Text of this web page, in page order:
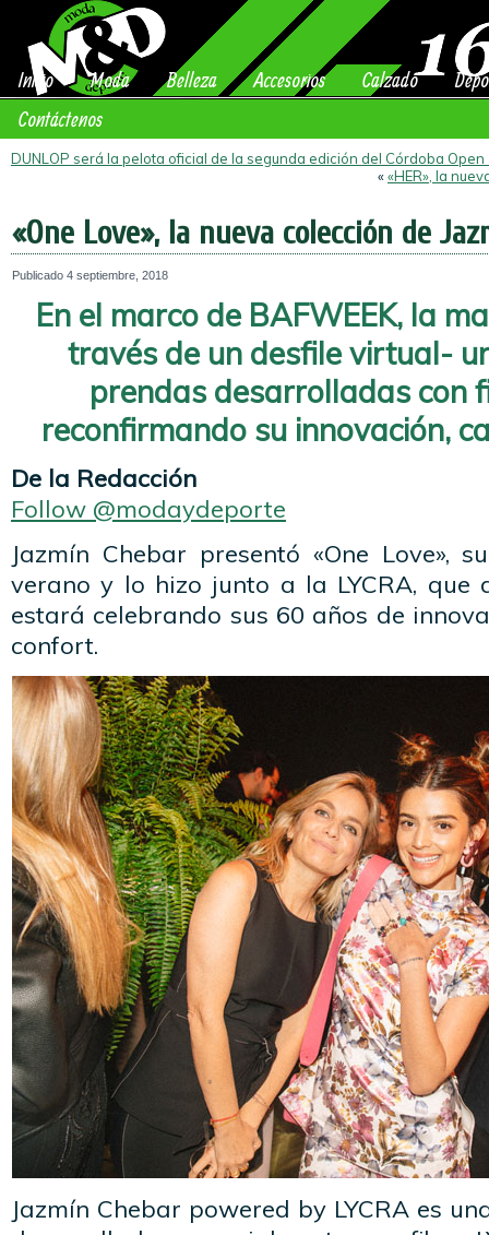
Inicio Moda Belleza Accesorios Calzado
Contáctenos
DUNLOP será la pelota oficial de la segunda edición del Córdoba Open
««HER», la
«One Love», la nueva colección de
Publicado 4 septiembre, 2018
En el marco de BAFWEEK, la
través de un desfile virtual-
prendas desarrolladas con
reconfirmando su innovación,
De la Redacción
Follow @modaydeporte
Jazmín Chebar presentó «One Love»,
verano y lo hizo junto a la LYCRA, que
estará celebrando sus 60 años de
confort.
Jazmín Chebar powered by LYCRA es